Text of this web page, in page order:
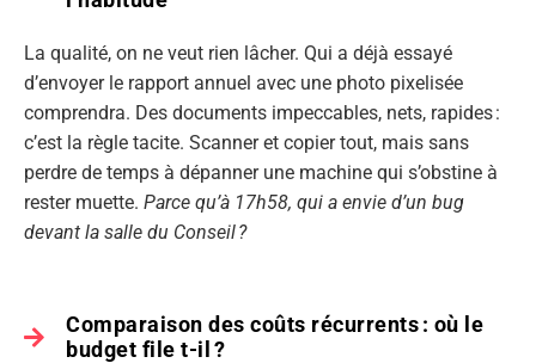
La qualité, on ne veut rien lâcher. Qui a déjà essayé
d’envoyer le rapport annuel avec une photo pixelisée
comprendra. Des documents impeccables, nets, rapides :
c’est la règle tacite. Scanner et copier tout, mais sans
perdre de temps à dépanner une machine qui s’obstine à
rester muette. Parce qu’à 17h58, qui a envie d’un bug
devant la salle du Conseil ?
Comparaison des coûts récurrents : où le
budget file t-il ?